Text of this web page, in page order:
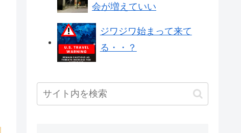
会が増えていい
ジワジワ始まって来て
る・・？